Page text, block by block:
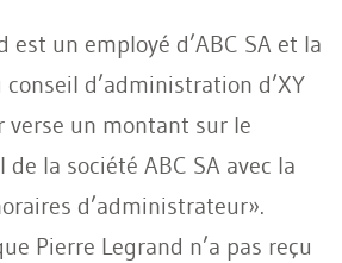
est un employé d’ABC SA et la
d’administration d’XY
verse un montant sur le
la société ABC SA avec la
d’administrateur».
Pierre Legrand n’a pas reçu